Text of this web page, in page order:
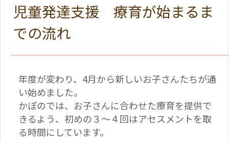
児童発達支援 療育が始まるま
での流れ
年度が変わり、4月から新しいお子さんたちが通
い始めました。
かぽのでは、お子さんに合わせた療育を提供で
きるよう、初めの３～４回はアセスメントを取
る時間にしています。